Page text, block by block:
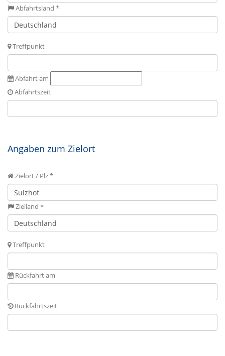
Abfahrtsland *
Treffpunkt
Abfahrt am
Abfahrtszeit
Angaben zum Zielort
Zielort / Plz *
Zielland *
Treffpunkt
Rückfahrt am
Rückfahrtszeit